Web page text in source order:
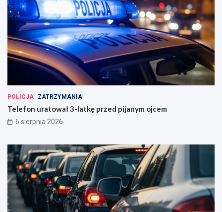
POLICJA ZATRZYMANIA
Telefon uratował 3-latkę przed pijanym ojcem
6 sierpnia 2026